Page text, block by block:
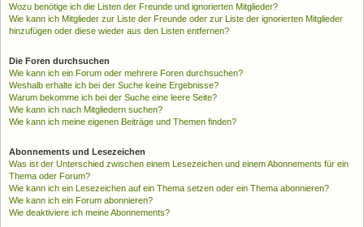
Wozu benötige ich die Listen der Freunde und ignorierten Mitglieder?
Wie kann ich Mitglieder zur Liste der Freunde oder zur Liste der ignorierten Mitglieder
hinzufügen oder diese wieder aus den Listen entfernen?
Die Foren durchsuchen
Wie kann ich ein Forum oder mehrere Foren durchsuchen?
Weshalb erhalte ich bei der Suche keine Ergebnisse?
Warum bekomme ich bei der Suche eine leere Seite?
Wie kann ich nach Mitgliedern suchen?
Wie kann ich meine eigenen Beiträge und Themen finden?
Abonnements und Lesezeichen
Was ist der Unterschied zwischen einem Lesezeichen und einem Abonnements für ein
Thema oder Forum?
Wie kann ich ein Lesezeichen auf ein Thema setzen oder ein Thema abonnieren?
Wie kann ich ein Forum abonnieren?
Wie deaktiviere ich meine Abonnements?